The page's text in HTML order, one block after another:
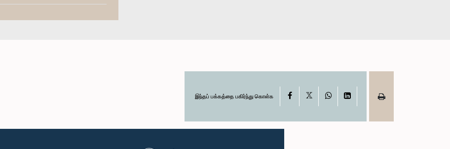
இந்தப் பக்கத்தை பகிர்ந்து கொள்க Facebook WhatsAppLinkedIn